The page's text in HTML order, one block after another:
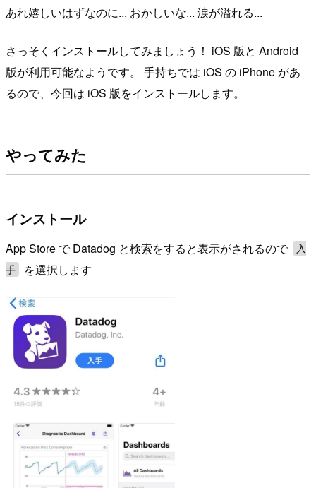
あれ嬉しいはずなのに... おかしいな... 涙が溢れる...
さっそくインストールしてみましょう！ iOS 版と Android
版が利用可能なようです。 手持ちでは iOS の iPhone があ
るので、今回は iOS 版をインストールします。
やってみた
インストール
App Store で Datadog と検索をすると表示がされるので
入
手
を選択します